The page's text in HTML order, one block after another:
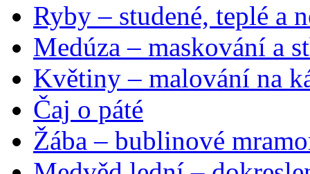
Ryby – studené, teplé a
Medúza – maskování a
Květiny – malování na
Čaj o páté
Žába – bublinové